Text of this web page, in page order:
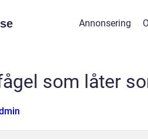
se Annonsering
som låter